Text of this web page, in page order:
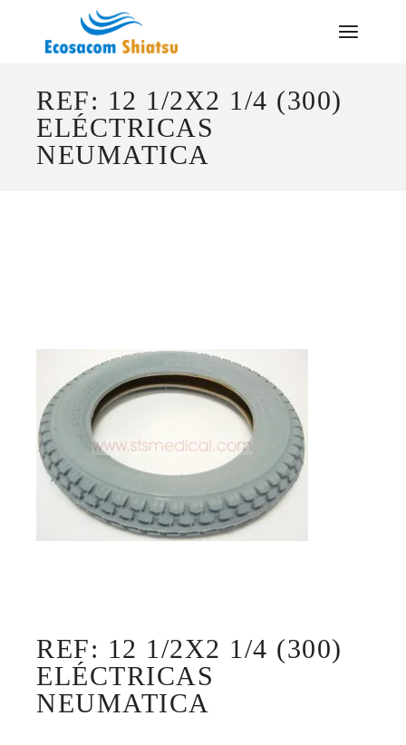
REF: 12 1/2X2 1/4 (300)
ELÉCTRICAS
NEUMATICA
REF: 12 1/2X2 1/4 (300)
ELÉCTRICAS
NEUMATICA